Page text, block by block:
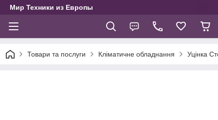
Мир Техники из Европы
Товари та послуги Кліматичне обладнання Уцінка